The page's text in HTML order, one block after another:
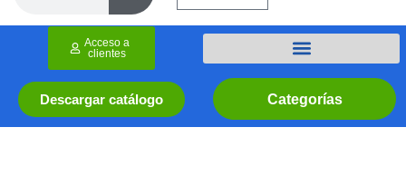
Categorías
Descargar catálogo
Acceso a
clientes